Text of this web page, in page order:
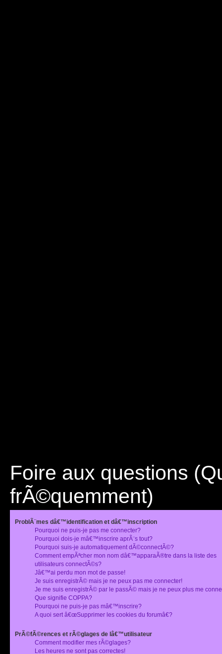
Foire aux questions
frÃ©quemment)
ProblÃ¨mes dâ€™identification et dâ€™inscription
Pourquoi ne puis-je pas me connecter?
Pourquoi dois-je mâ€™inscrire aprÃ¨s tout?
Pourquoi suis-je automatiquement dÃ©connectÃ©?
Comment empÃªcher mon nom dâ€™apparaÃ®tre dans la liste des
utilisateurs connectÃ©s?
Jâ€™ai perdu mon mot de passe!
Je suis enregistrÃ© mais je ne peux pas me connecter!
Je me suis enregistrÃ© par le passÃ© mais je ne peux plus me
Que signifie COPPA?
Pourquoi ne puis-je pas mâ€™inscrire?
A quoi sert â€œSupprimer les cookies du forumâ€?
PrÃ©fÃ©rences et rÃ©glages de lâ€™utilisateur
Comment modifier mes rÃ©glages?
Les heures ne sont pas correctes!